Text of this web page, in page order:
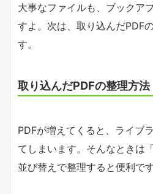
大事なファイルも、ブックア
すよ。次は、取り込んだPDF
す。
取り込んだPDFの整理方法
PDFが増えてくると、ライブ
てしまいます。そんなときは
並び替えで整理すると便利です